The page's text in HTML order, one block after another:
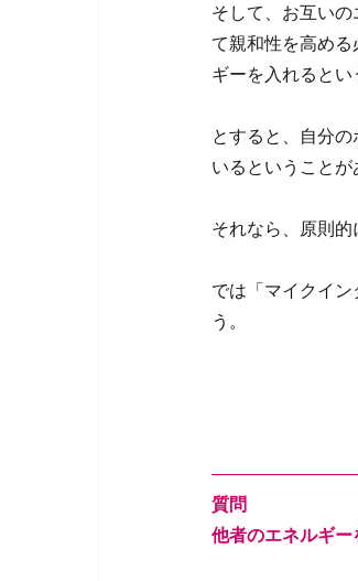
そして、お互い
て親和性を高め
ギーを入れるとい
とすると、自分
いるということが
それなら、原則的
では「マイクイ
う。
質問
他者のエネルギ